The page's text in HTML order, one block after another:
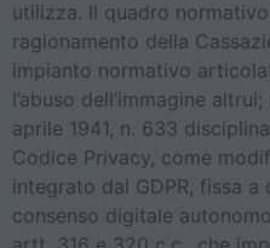
utilizza. Il quadro
ragionamento della
impianto normativo
l’abuso dell’immagine
aprile 1941, n. 633
Codice Privacy, come
integrato dal GDPR, fissa
consenso digitale